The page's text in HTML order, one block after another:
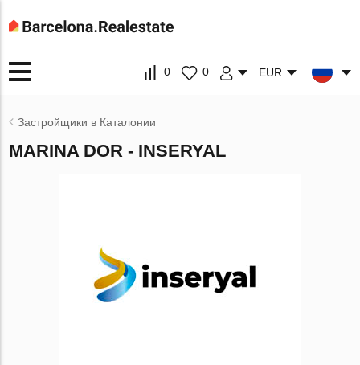
0 0 EUR
Застройщики в Каталонии
MARINA DOR - INSERYAL